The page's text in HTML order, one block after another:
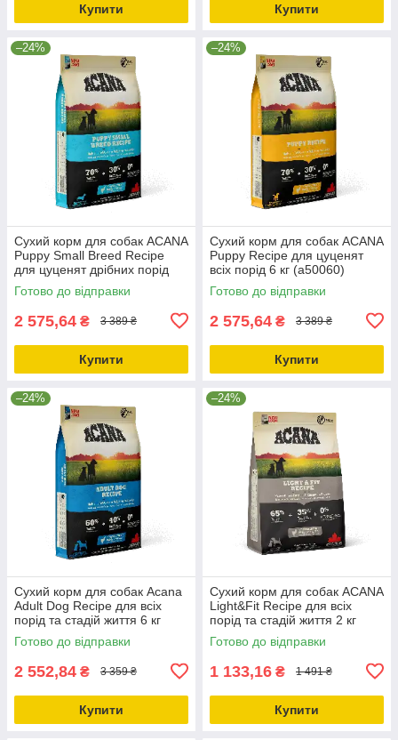
Купити Купити
–24%
Сухий корм для собак ACANA
Puppy Small Breed Recipe
для цуценят дрібних порід
6.0 кг (a50260)
Готово до відправки
2 575,64 ₴ 3 389 ₴
Купити
–24%
Сухий корм для собак ACANA
Puppy Recipe для цуценят
всіх порід 6 кг (a50060)
Готово до відправки
2 575,64 ₴ 3 389 ₴
Купити
–24%
Сухий корм для собак Acana
Adult Dog Recipe для всіх
порід та стадій життя 6 кг
(a52560)
Готово до відправки
2 552,84 ₴ 3 359 ₴
Купити
–24%
Сухий корм для собак ACANA
Light&Fit Recipe для всіх
порід та стадій життя 2 кг
(a51220)
Готово до відправки
1 133,16 ₴ 1 491 ₴
Купити